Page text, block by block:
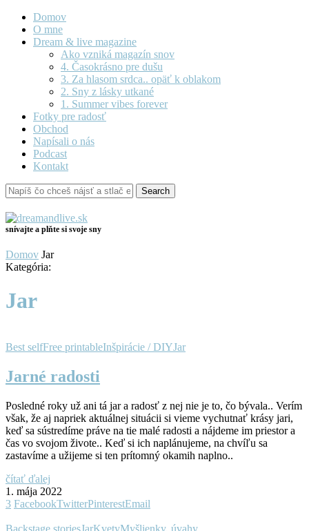
Domov
O mne
Dream & live magazine
Ako vzniká magazín snov
4. Časokrásno pre dušu
3. Za hlasom srdca.. opäť k oblakom
2. Sny z lásky utkané
1. Summer vibes forever
Fotky pre radosť
Obchod
Napísali o nás
Podcast
Kontakt
snívajte a plňte si svoje sny
Domov Jar
Kategória:
Jar
Best selfFree printableInšpirácie / DIYJar
Jarné radosti
Posledné roky už ani tá jar a radosť z nej nie je to, čo bývala.. Verím
však, že aj napriek aktuálnej situácii si vieme vychutnať krásy jari,
keď sa sústredíme práve na tie malé radosti a nájdeme im priestor a
čas vo svojom živote.. Keď si ich naplánujeme, na chvíľu sa
zastavíme a užijeme si ten prítomný okamih naplno..
čítať ďalej
1. mája 2022
3 FacebookTwitterPinterestEmail
Backstage storiesJarKvetyMyšlienky, úvahy